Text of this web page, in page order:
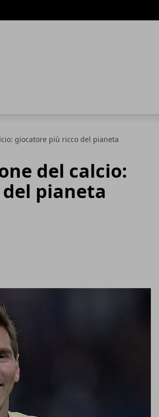
giocatore più ricco del pianeta
del calcio:
pianeta